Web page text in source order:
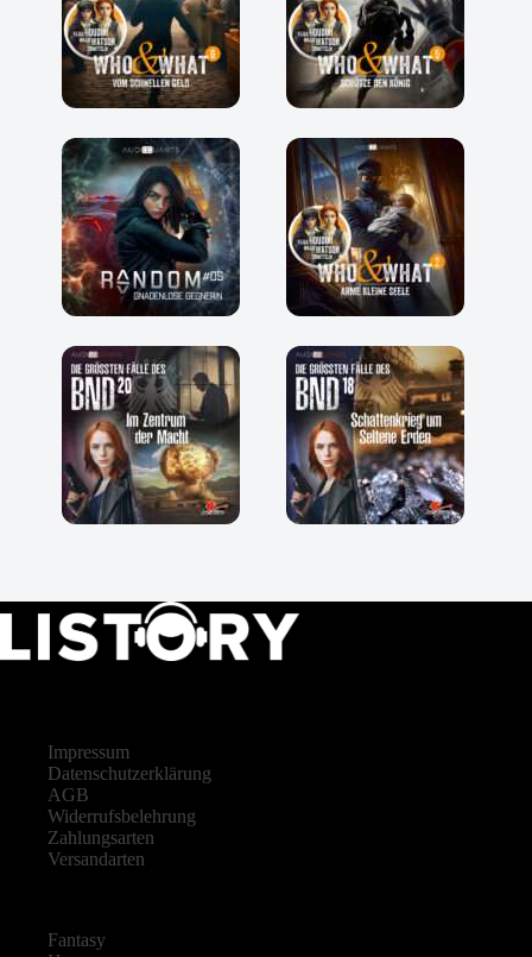
Impressum
Datenschutzerklärung
AGB
Widerrufsbelehrung
Zahlungsarten
Versandarten
Fantasy